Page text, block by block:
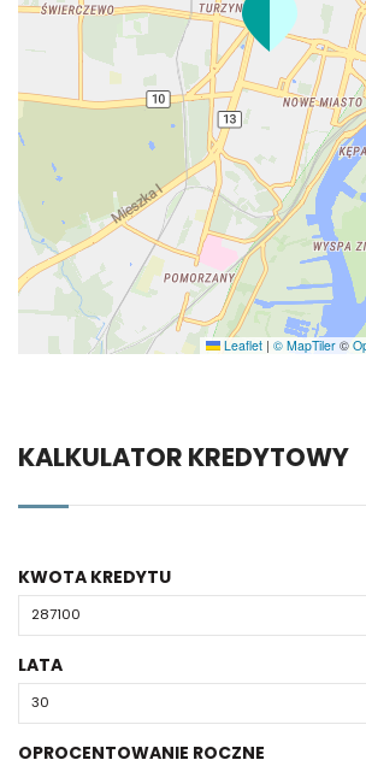
Leaflet | © MapTiler ©
KALKULATOR KREDYTOWY
KWOTA KREDYTU
LATA
OPROCENTOWANIE ROCZNE